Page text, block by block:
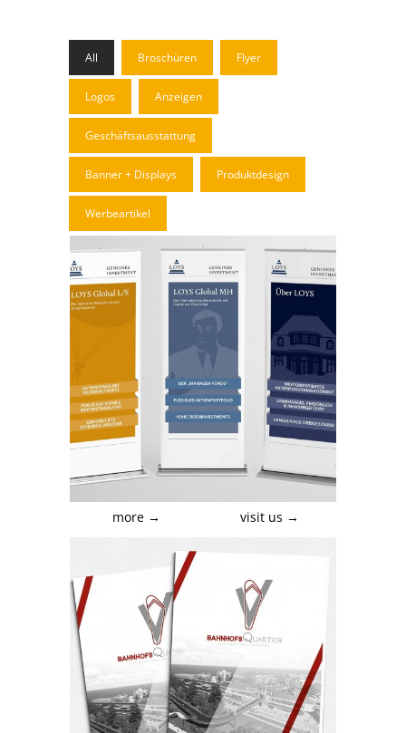
All Broschüren Flyer
Logos Anzeigen
Geschäftsausstattung
Banner + Displays Produktdesign
Werbeartikel
more → visit us →